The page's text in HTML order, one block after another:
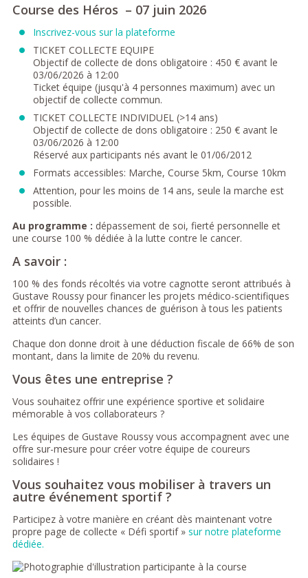
Course des Héros – 07 juin 2026
Inscrivez-vous sur la plateforme
TICKET COLLECTE EQUIPE
Objectif de collecte de dons obligatoire : 450 € avant le
03/06/2026 à 12:00
Ticket équipe (jusqu'à 4 personnes maximum) avec un
objectif de collecte commun.
TICKET COLLECTE INDIVIDUEL (>14 ans)
Objectif de collecte de dons obligatoire : 250 € avant le
03/06/2026 à 12:00
Réservé aux participants nés avant le 01/06/2012
Formats accessibles: Marche, Course 5km, Course 10km
Attention, pour les moins de 14 ans, seule la marche est
possible.
Au programme : dépassement de soi, fierté personnelle et
une course 100 % dédiée à la lutte contre le cancer.
A savoir :
100 % des fonds récoltés via votre cagnotte seront attribués à
Gustave Roussy pour financer les projets médico-scientifiques
et offrir de nouvelles chances de guérison à tous les patients
atteints d’un cancer.
Chaque don donne droit à une déduction fiscale de 66% de son
montant, dans la limite de 20% du revenu.
Vous êtes une entreprise ?
Vous souhaitez offrir une expérience sportive et solidaire
mémorable à vos collaborateurs ?
Les équipes de Gustave Roussy vous accompagnent avec une
offre sur-mesure pour créer votre équipe de coureurs
solidaires !
Vous souhaitez vous mobiliser à travers un
autre événement sportif ?
Participez à votre manière en créant dès maintenant votre
propre page de collecte « Défi sportif » sur notre plateforme
dédiée.